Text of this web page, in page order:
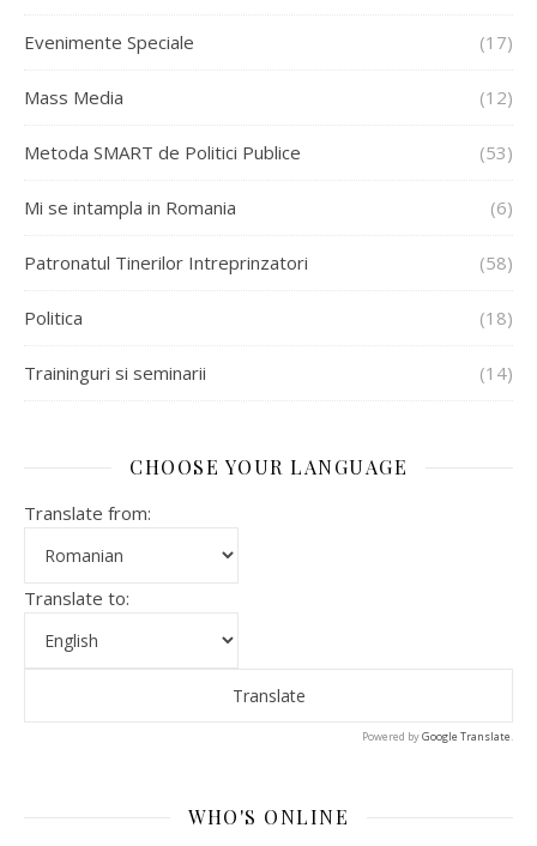
Evenimente Speciale (17)
Mass Media (12)
Metoda SMART de Politici Publice (53)
Mi se intampla in Romania (6)
Patronatul Tinerilor Intreprinzatori (58)
Politica (18)
Traininguri si seminarii (14)
CHOOSE YOUR LANGUAGE
Translate from:
Translate to:
Powered byGoogle Translate.
WHO'S ONLINE